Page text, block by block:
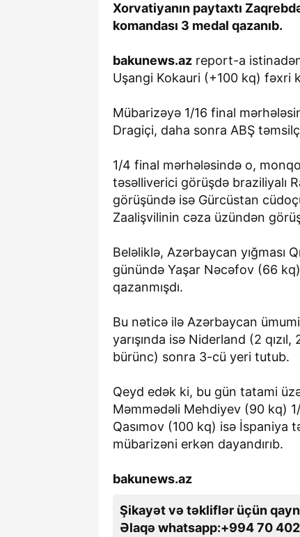
Xorvatiyanın paytaxtı
komandası 3 medal qazanıb.
bakunews.az report-a
Uşangi Kokauri (+100 kq) fəxri
Mübarizəyə 1/16 final
Dragiçi, daha sonra ABŞ
1/4 final mərhələsində o,
təsəlliverici görüşdə braziliyalı
görüşündə isə Gürcüstan
Zaalişvilinin cəza üzündən
Beləliklə, Azərbaycan yığması
günündə Yaşar Nəcəfov (66
qazanmışdı.
Bu nəticə ilə Azərbaycan
yarışında isə Niderland (2
bürünc) sonra 3-cü yeri tutub.
Qeyd edək ki, bu gün tatami
Məmmədəli Mehdiyev (90 kq)
Qasımov (100 kq) isə İspaniya
mübarizəni erkən dayandırıb.
bakunews.az
Şikayət və təkliflər üçün
Əlaqə whatsapp:+994 70